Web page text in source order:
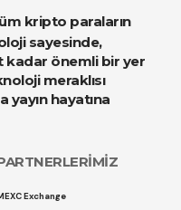
sayesinde,
kadar önemli bir yer
meraklısı
yayın hayatına
Exchange